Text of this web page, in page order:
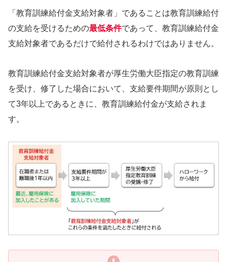
「教育訓練給付金支給対象者」であることは教育訓練給付
の支給を受けるための最低条件であって、教育訓練給付金
支給対象者であるだけで給付されるわけではありません。
教育訓練給付金支給対象者が厚生労働大臣指定の教育訓練
を受け、修了した場合において、支給要件期間が原則とし
て3年以上であるときに、教育訓練給付金が支給されま
す。